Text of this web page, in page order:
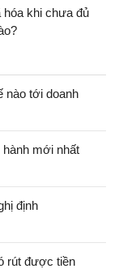
hóa khi chưa đủ
nào tới doanh
hành mới nhất
định
rút được tiền